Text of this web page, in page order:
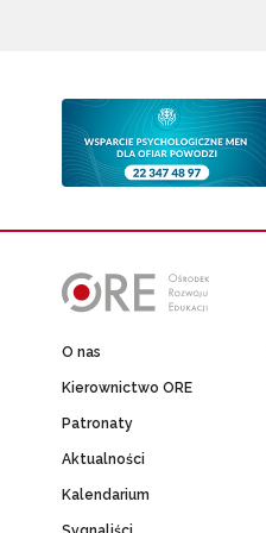
O nas
Kierownictwo ORE
Patronaty
Aktualności
Kalendarium